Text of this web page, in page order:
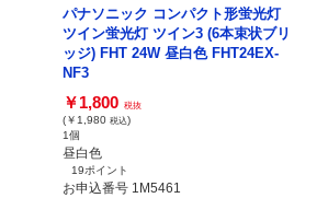
パナソニック コンパクト形蛍光灯
ツイン蛍光灯 ツイン3 (6本束状ブリ
ッジ) FHT 24W 昼白色 FHT24EX-
NF3
￥1,800 税抜
(￥1,980 税込)
1個
昼白色
19ポイント
お申込番号 1M5461